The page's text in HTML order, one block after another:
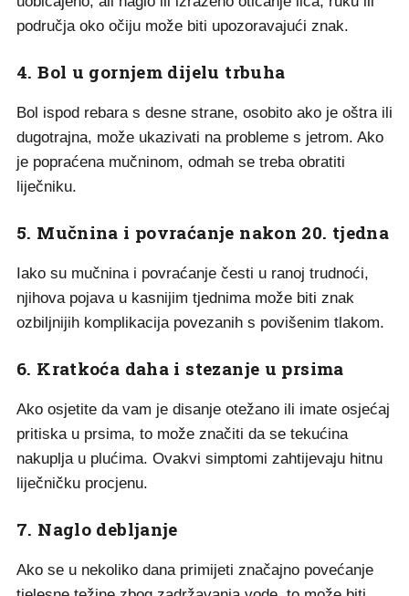
područja oko očiju može biti upozoravajući znak.
4. Bol u gornjem dijelu trbuha
Bol ispod rebara s desne strane, osobito ako je oštra ili
dugotrajna, može ukazivati na probleme s jetrom. Ako
je popraćena mučninom, odmah se treba obratiti
liječniku.
5. Mučnina i povraćanje nakon 20. tjedna
Iako su mučnina i povraćanje česti u ranoj trudnoći,
njihova pojava u kasnijim tjednima može biti znak
ozbiljnijih komplikacija povezanih s povišenim tlakom.
6. Kratkoća daha i stezanje u prsima
Ako osjetite da vam je disanje otežano ili imate osjećaj
pritiska u prsima, to može značiti da se tekućina
nakuplja u plućima. Ovakvi simptomi zahtijevaju hitnu
liječničku procjenu.
7. Naglo debljanje
Ako se u nekoliko dana primijeti značajno povećanje